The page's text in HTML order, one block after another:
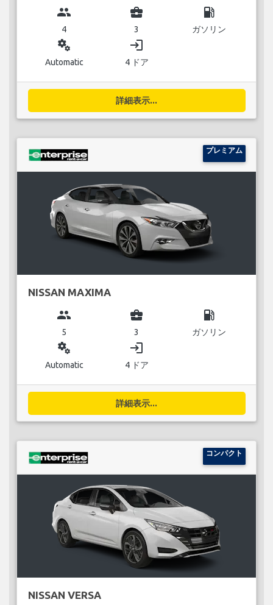
group
4
business_center
3
local_gas_station
ガソリン
miscellaneous_services
Automatic
login
4 ドア
詳細表示...
プレミアム
NISSAN MAXIMA
group
5
business_center
3
local_gas_station
ガソリン
miscellaneous_services
Automatic
login
4 ドア
詳細表示...
コンパクト
NISSAN VERSA